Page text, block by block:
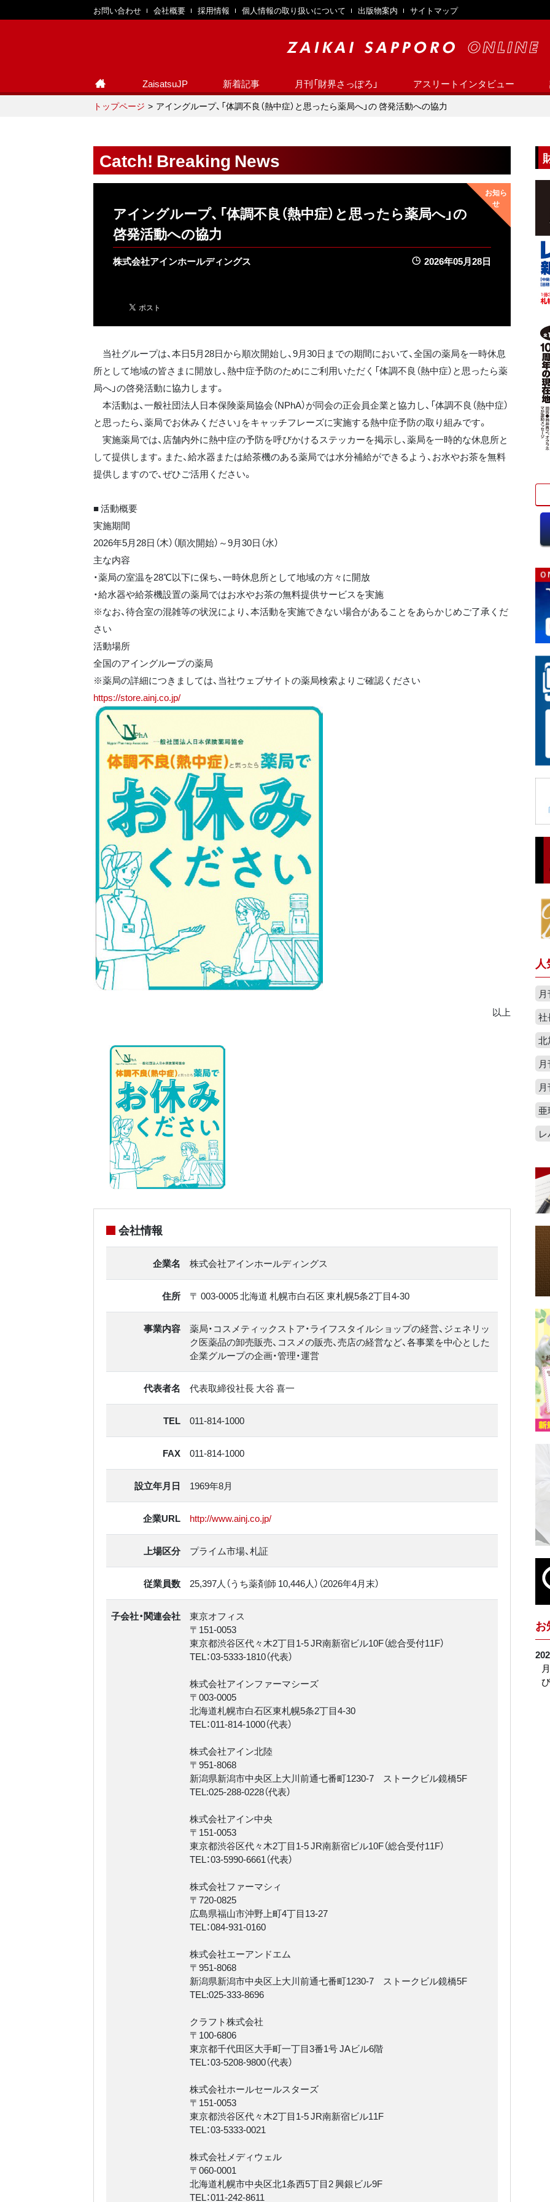
お問い合わせ 会社概要 採用情報 個人情報の取り扱いについて 出版物案内 サイトマップ
ZaisatsuJP 新着記事 月刊「財界さっぽろ」 アスリートインタビュー
トップページ アイングループ、「体調不良（熱中症）と思ったら薬局へ」の 啓発活動への協力
Catch! Breaking News
アイングループ、「体調不良（熱中症）と思ったら薬局へ」の
啓発活動への協力
株式会社アインホールディングス 2026年05月28日
当社グループは、本日5月28日から順次開始し、9月30日までの期間において、全国の薬局を一時休息
所として地域の皆さまに開放し、熱中症予防のためにご利用いただく「体調不良（熱中症）と思ったら薬
局へ」の啓発活動に協力します。
本活動は、一般社団法人日本保険薬局協会（NPhA）が同会の正会員企業と協力し、「体調不良（熱中症）
と思ったら、薬局でお休みください」をキャッチフレーズに実施する熱中症予防の取り組みです。
実施薬局では、店舗内外に熱中症の予防を呼びかけるステッカーを掲示し、薬局を一時的な休息所と
して提供します。また、給水器または給茶機のある薬局では水分補給ができるよう、お水やお茶を無料
提供しますので、ぜひご活用ください。
■ 活動概要
実施期間
2026年5月28日（木）（順次開始）～9月30日（水）
主な内容
・薬局の室温を28℃以下に保ち、一時休息所として地域の方々に開放
・給水器や給茶機設置の薬局ではお水やお茶の無料提供サービスを実施
※なお、待合室の混雑等の状況により、本活動を実施できない場合があることをあらかじめご了承くだ
さい
活動場所
全国のアイングループの薬局
※薬局の詳細につきましては、当社ウェブサイトの薬局検索よりご確認ください
https://store.ainj.co.jp/
以上
会社情報
企業名 株式会社アインホールディングス
住所 〒 003-0005 北海道 札幌市白石区 東札幌5条2丁目4-30
事業内容
薬局・コスメティックストア・ライフスタイルショップの経営、ジェネリッ
ク医薬品の卸売販売、コスメの販売、売店の経営など、各事業を中心とした
企業グループの企画・管理・運営
代表者名 代表取締役社長 大谷 喜一
TEL 011-814-1000
FAX 011-814-1000
設立年月日 1969年8月
企業URL http://www.ainj.co.jp/
上場区分 プライム市場、札証
従業員数 25,397人（うち薬剤師 10,446人）（2026年4月末）
子会社・関連会社
東京オフィス
〒151-0053
東京都渋谷区代々木2丁目1-5 JR南新宿ビル10F（総合受付11F）
TEL：03-5333-1810（代表）
株式会社アインファーマシーズ
〒003-0005
北海道札幌市白石区東札幌5条2丁目4-30
TEL：011-814-1000（代表）
株式会社アイン北陸
〒951-8068
新潟県新潟市中央区上大川前通七番町1230-7 ストークビル鏡橋5F
TEL:025-288-0228（代表）
株式会社アイン中央
〒151-0053
東京都渋谷区代々木2丁目1-5 JR南新宿ビル10F（総合受付11F）
TEL：03-5990-6661（代表）
株式会社ファーマシィ
〒720-0825
広島県福山市沖野上町4丁目13-27
TEL：084-931-0160
株式会社エーアンドエム
〒951-8068
新潟県新潟市中央区上大川前通七番町1230-7 ストークビル鏡橋5F
TEL:025-333-8696
クラフト株式会社
〒100-6806
東京都千代田区大手町一丁目3番1号 JAビル6階
TEL：03-5208-9800（代表）
株式会社ホールセールスターズ
〒151-0053
東京都渋谷区代々木2丁目1-5 JR南新宿ビル11F
TEL：03-5333-0021
株式会社メディウェル
〒060-0001
北海道札幌市中央区北1条西5丁目2 興銀ビル9F
TEL：011-242-8611
社
北
お